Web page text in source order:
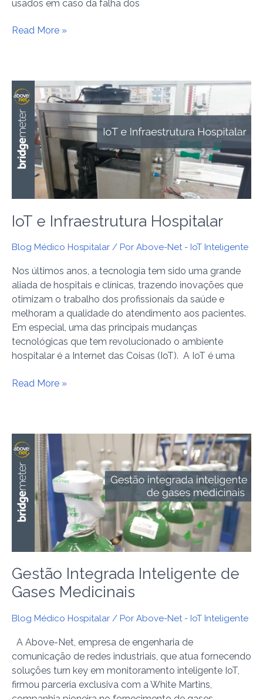
usados em caso da falha dos
Read More »
IoT e Infraestrutura Hospitalar
Blog Médico Hospitalar / Por Above-Net - IoT Inteligente
Nos últimos anos, a tecnologia tem sido uma grande
aliada de hospitais e clínicas, trazendo inovações que
otimizam o trabalho dos profissionais da saúde e
melhoram a qualidade do atendimento aos pacientes.
Em especial, uma das principais mudanças
tecnológicas que tem revolucionado o ambiente
hospitalar é a Internet das Coisas (IoT). A IoT é uma
IoT
e
Infraestrutura
Hospitalar
Read More »
Gestão Integrada Inteligente de
Gases Medicinais
Blog Médico Hospitalar / Por Above-Net - IoT Inteligente
A Above-Net, empresa de engenharia de
comunicação de redes industriais, que atua fornecendo
soluções turn key em monitoramento inteligente IoT,
firmou parceria exclusiva com a White Martins,
Gestão
Integrada
Inteligente
de
Gases
Medicinais